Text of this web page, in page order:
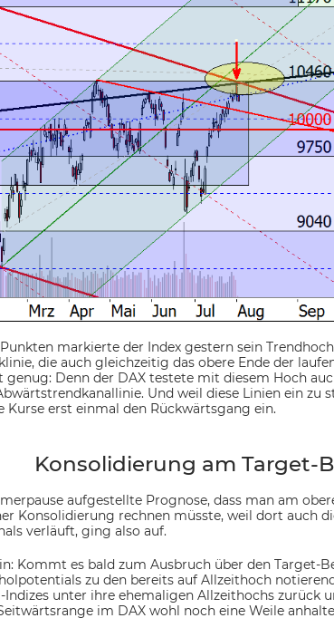
Punkten markierte der Index gestern sein
die auch gleichzeitig das obere Ende der
Denn der DAX testete mit diesem Hoch
Und weil diese Linien ein zu
Kurse erst einmal den Rückwärtsgang ein.
Konsolidierung am Target-
aufgestellte Prognose, dass man am
Konsolidierung rechnen müsste, weil dort auch
verläuft, ging also auf.
Kommt es bald zum Ausbruch über den Target-
zu den bereits auf Allzeithoch
Indizes unter ihre ehemaligen Allzeithochs zurück
im DAX wohl noch eine Weile